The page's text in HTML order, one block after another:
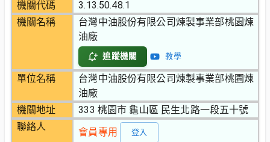
機關代碼
3.13.50.48.1
機關名稱
台灣中油股份有限公司煉製事業部桃園煉
油廠
追蹤機關 教學
單位名稱
台灣中油股份有限公司煉製事業部桃園煉
油廠
機關地址
333 桃園市 龜山區 民生北路一段五十號
聯絡人
會員專用 登入